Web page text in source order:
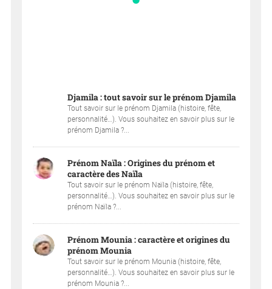
Djamila : tout savoir sur le prénom Djamila
Tout savoir sur le prénom Djamila (histoire, fête,
personnalité…). Vous souhaitez en savoir plus sur le
prénom Djamila ?...
Prénom Naïla : Origines du prénom et
caractère des Naïla
Tout savoir sur le prénom Naïla (histoire, fête,
personnalité…). Vous souhaitez en savoir plus sur le
prénom Naïla ?...
Prénom Mounia : caractère et origines du
prénom Mounia
Tout savoir sur le prénom Mounia (histoire, fête,
personnalité…). Vous souhaitez en savoir plus sur le
prénom Mounia ?...